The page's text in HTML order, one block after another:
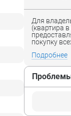
Для
(квартира
покупку
Подробнее